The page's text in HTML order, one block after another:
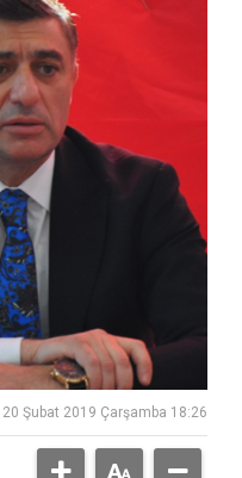
20 Şubat 2019 Çarşamba 18:26